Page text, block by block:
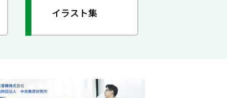
イラスト集